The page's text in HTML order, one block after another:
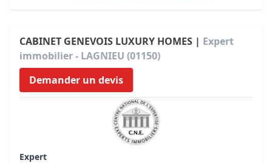
CABINET GENEVOIS LUXURY HOMES | Expert
immobilier - LAGNIEU (01150)
Demander un devis
Expert